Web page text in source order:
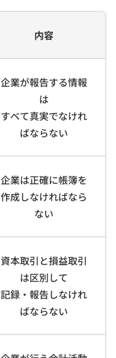
内容
企業が報告する情報
は
すべて真実でなけれ
ばならない
企業は正確に帳簿を
作成しなければなら
ない
資本取引と損益取引
は区別して
記録・報告しなけれ
ばならない